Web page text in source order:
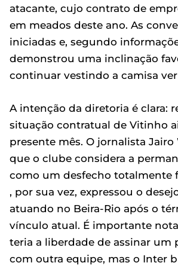
atacante, cujo contrato de
em meados deste ano. As
iniciadas e, segundo
demonstrou uma inclinação
continuar vestindo a camisa
A intenção da diretoria é clara:
situação contratual de Vitinho
presente mês. O jornalista
que o clube considera a
como um desfecho totalmente
, por sua vez, expressou o
atuando no Beira-Rio após o
vínculo atual. É importante
teria a liberdade de assinar um
com outra equipe, mas o Inter